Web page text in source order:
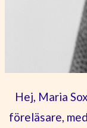
Hej, Maria
föreläsare,